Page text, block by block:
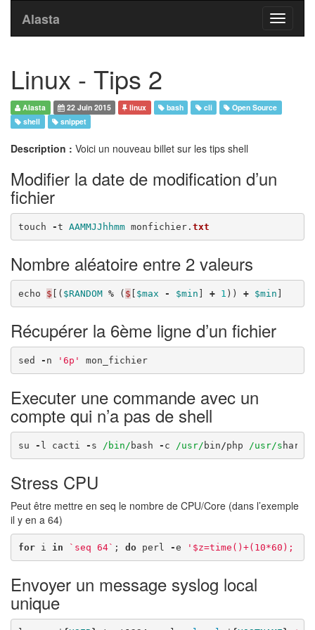
Toggle
Alasta
Linux - Tips 2
Alasta 22 Juin 2015 linux bash cli
Open Source
shell
snippet
Description : Voici un nouveau billet sur les tips shell
Modifier la date de modification d’un
fichier
touch -t AAMMJJhhmm monfichier. txt
Nombre aléatoire entre 2 valeurs
echo $ [( $RANDOM % ( $ [ $max - $min ] + 1 )) + $min ]
Récupérer la 6ème ligne d’un fichier
sed - n '6p' mon_fichier
Executer une commande avec un
compte qui n’a pas de shell
su - l cacti - s /bin/ bash - c /usr/ bin /php /usr/s hare
Stress CPU
Peut être mettre en seq le nombre de CPU/Core (dans l’exemple
il y en a 64)
for i in `seq 64` ; do perl -e '$z=time()+(10*60);
Envoyer un message syslog local
unique